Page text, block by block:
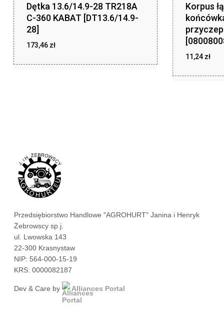
Dętka 13.6/14.9-28 TR218A
C-360 KABAT [DT13.6/14.9-
28]
173,46 zł
Korpus
11,24 zł
Przedsiębiorstwo Handlowe "AGROHURT" Janina i Henryk
Żebrowscy sp.j.
ul. Lwowska 143
22-300 Krasnystaw
NIP: 564-000-15-19
KRS: 0000082187
Dev & Care by Alliances Portal